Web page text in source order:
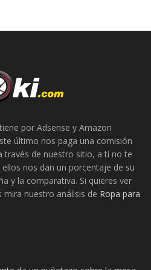
por Adsense y Amazon
último nos paga una comisión
través de nuestro sitio, a ti no te
nos dan un porcentaje de su
y la comparativa. Si quieres ver
mira nuestro análisis de Ropa para